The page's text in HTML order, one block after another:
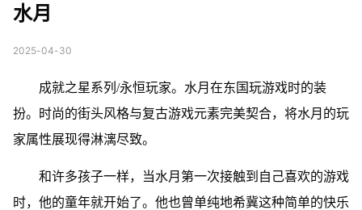
水月
2025-04-30
成就之星系列/永恒玩家。水月在东国玩游戏时的装
扮。时尚的街头风格与复古游戏元素完美契合，将水月的玩
家属性展现得淋漓尽致。
和许多孩子一样，当水月第一次接触到自己喜欢的游戏
时，他的童年就开始了。他也曾单纯地希冀这种简单的快乐